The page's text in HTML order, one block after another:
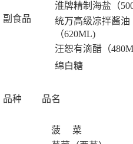
副食品
淮牌精制海盐（
统万高级凉拌酱油
（620ML)
汪恕有滴醋（
绵白糖
品种 品名
菠 菜